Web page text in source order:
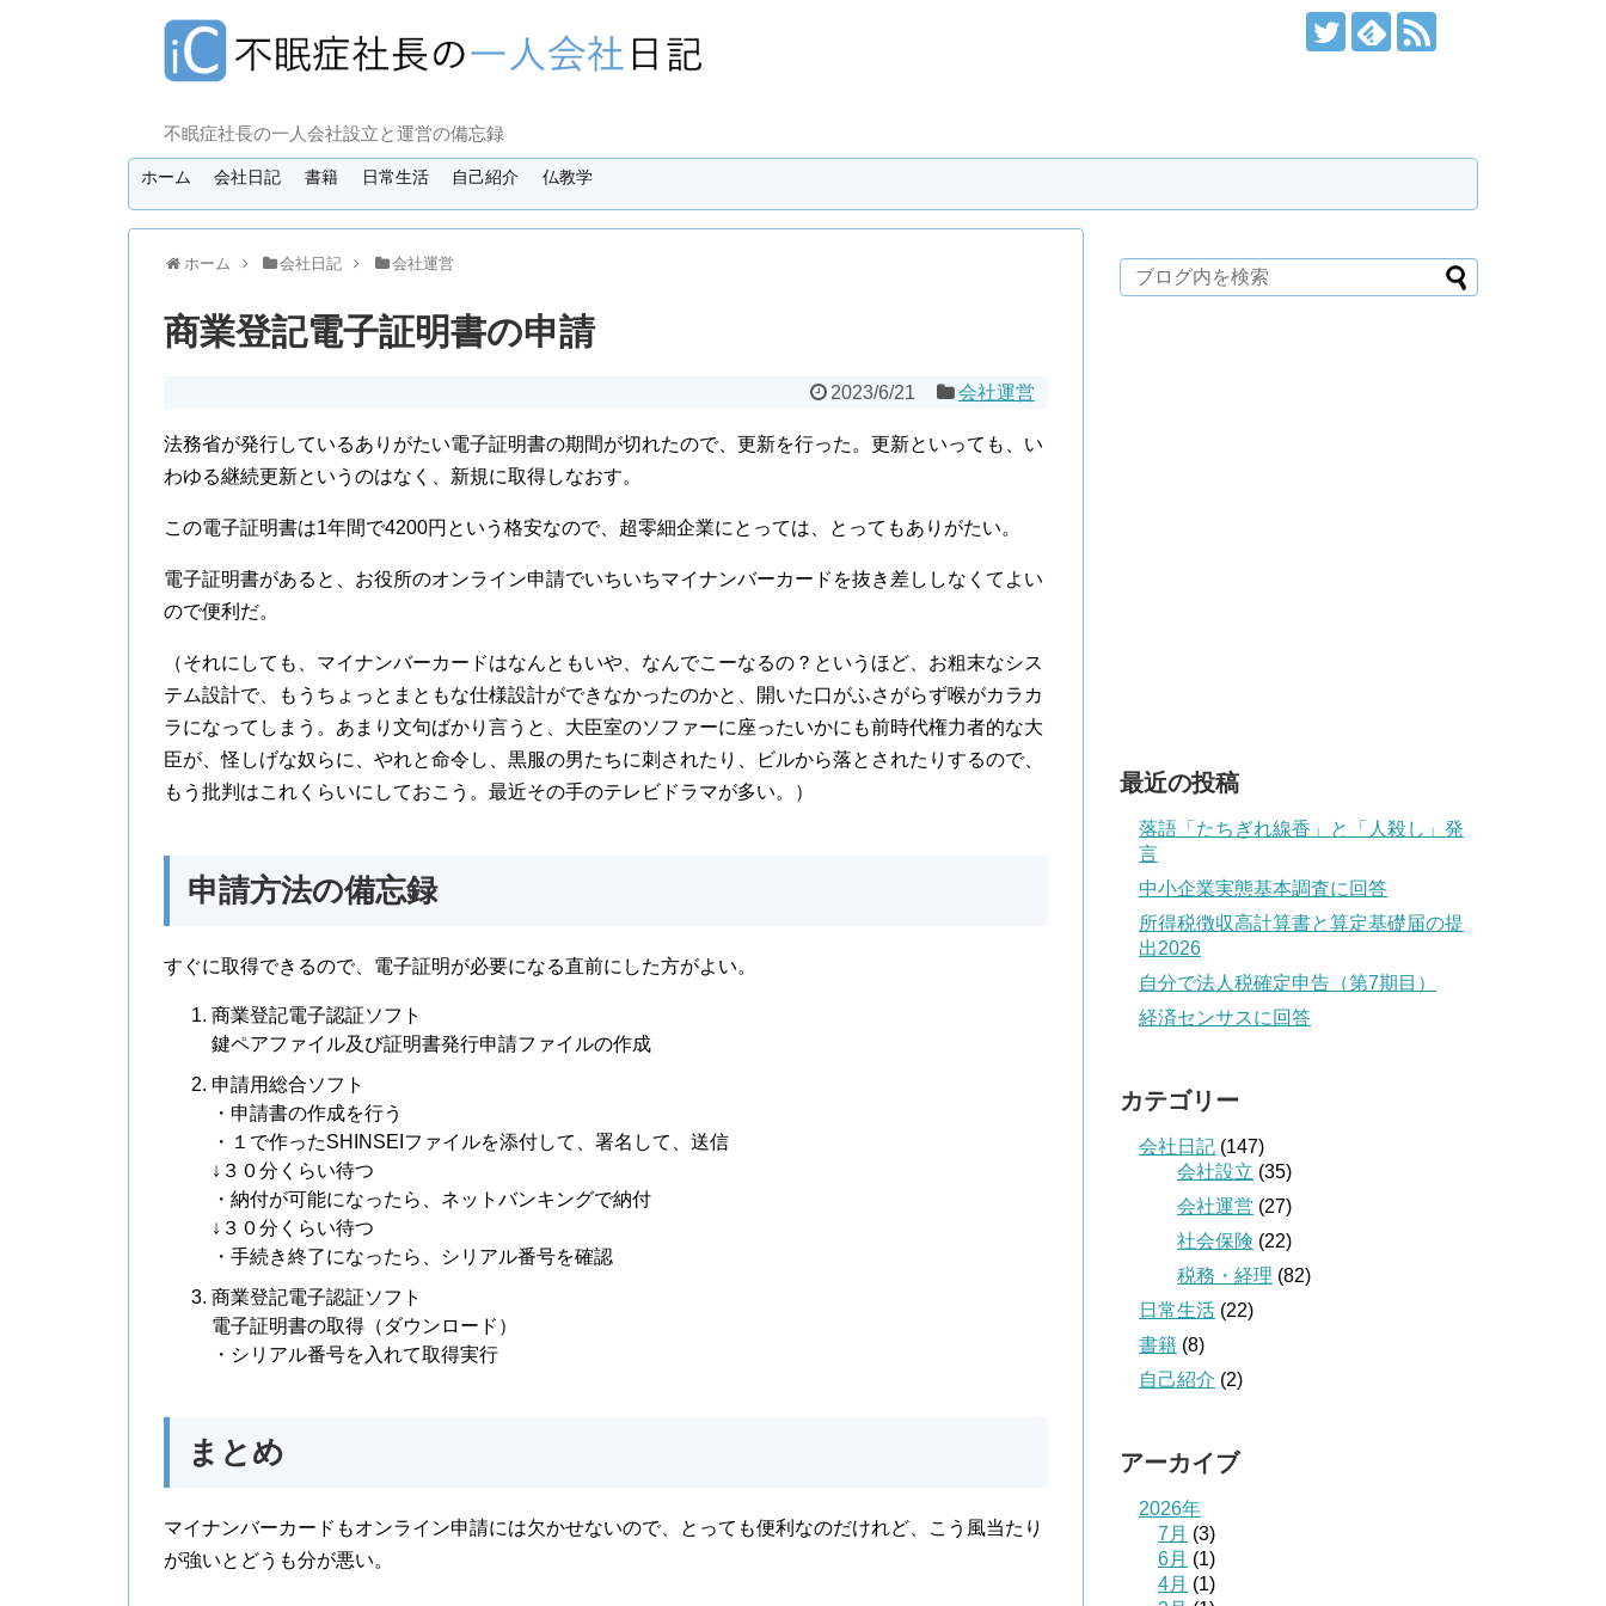
不眠症社長の一人会社設立と運営の備忘録
ホーム 会社日記 書籍 日常生活 自己紹介 仏教学
ホーム 会社日記 会社運営
商業登記電子証明書の申請
2023/6/21 会社運営
法務省が発行しているありがたい電子証明書の期間が切れたので、更新を行った。更新といっても、い
わゆる継続更新というのはなく、新規に取得しなおす。
この電子証明書は1年間で4200円という格安なので、超零細企業にとっては、とってもありがたい。
電子証明書があると、お役所のオンライン申請でいちいちマイナンバーカードを抜き差ししなくてよい
ので便利だ。
（それにしても、マイナンバーカードはなんともいや、なんでこーなるの？というほど、お粗末なシス
テム設計で、もうちょっとまともな仕様設計ができなかったのかと、開いた口がふさがらず喉がカラカ
ラになってしまう。あまり文句ばかり言うと、大臣室のソファーに座ったいかにも前時代権力者的な大
臣が、怪しげな奴らに、やれと命令し、黒服の男たちに刺されたり、ビルから落とされたりするので、
もう批判はこれくらいにしておこう。最近その手のテレビドラマが多い。）
申請方法の備忘録
すぐに取得できるので、電子証明が必要になる直前にした方がよい。
商業登記電子認証ソフト
鍵ペアファイル及び証明書発行申請ファイルの作成
申請用総合ソフト
・申請書の作成を行う
・１で作ったSHINSEIファイルを添付して、署名して、送信
↓３０分くらい待つ
・納付が可能になったら、ネットバンキングで納付
↓３０分くらい待つ
・手続き終了になったら、シリアル番号を確認
商業登記電子認証ソフト
電子証明書の取得（ダウンロード）
・シリアル番号を入れて取得実行
まとめ
マイナンバーカードもオンライン申請には欠かせないので、とっても便利なのだけれど、こう風当たり
が強いとどうも分が悪い。
最近の投稿
落語「たちぎれ線香」と「人殺し」発
言
中小企業実態基本調査に回答
所得税徴収高計算書と算定基礎届の提
出2026
自分で法人税確定申告（第7期目）
経済センサスに回答
カテゴリー
会社日記 (147)
会社設立 (35)
会社運営 (27)
社会保険 (22)
税務・経理 (82)
日常生活 (22)
書籍 (8)
自己紹介 (2)
アーカイブ
2026年
7月 (3)
6月 (1)
4月 (1)